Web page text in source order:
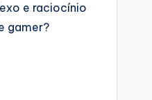
e raciocínio
gamer?